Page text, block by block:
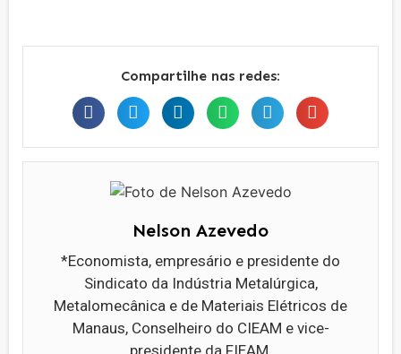
Compartilhe nas redes:
Nelson Azevedo
*Economista, empresário e presidente do
Sindicato da Indústria Metalúrgica,
Metalomecânica e de Materiais Elétricos de
Manaus, Conselheiro do CIEAM e vice-
presidente da FIEAM.